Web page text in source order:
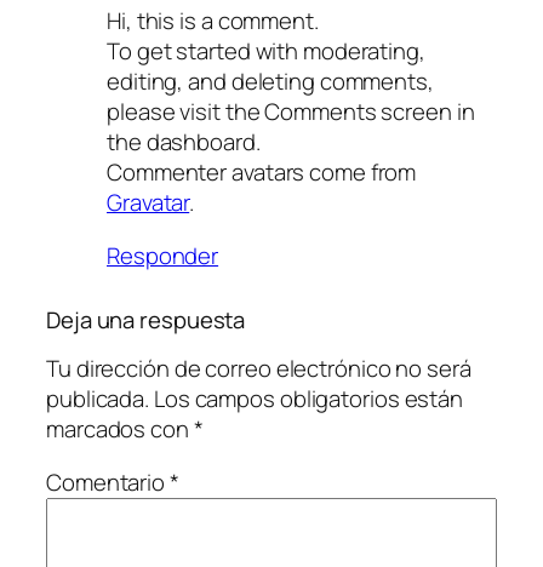
Hi, this is a comment.
To get started with moderating,
editing, and deleting comments,
please visit the Comments screen in
the dashboard.
Commenter avatars come from
Gravatar.
Responder
Deja una respuesta
Tu dirección de correo electrónico no será
publicada. Los campos obligatorios están
marcados con*
Comentario*